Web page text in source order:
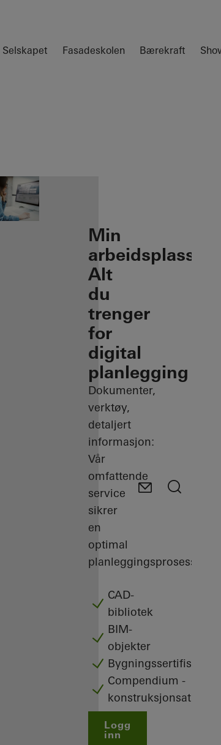
Selskapet Fasadeskolen Bærekraft
Min
arbeidsplass:
Alt
du
trenger
for
digital
planlegging
Dokumenter,
verktøy,
detaljert
informasjon:
Vår
omfattende
service
sikrer
en
optimal
planleggingsprosess.
CAD-
bibliotek
BIM-
objekter
Bygningssertifisering
Compendium -
konstruksjonsatlas
Logg
inn